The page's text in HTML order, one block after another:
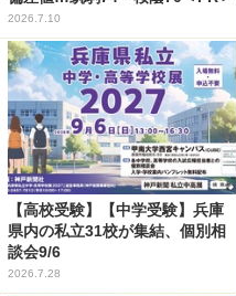
2026.7.10
【高校受験】【中学受験】兵庫
県内の私立31校が集結、個別相
談会9/6
2026.7.28